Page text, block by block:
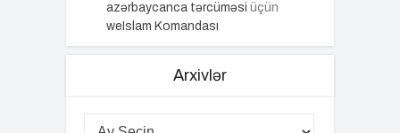
azərbaycanca tərcüməsi üçün
weIslam Komandası
Arxivlər